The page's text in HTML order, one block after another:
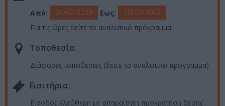
Από: 24/07/2023 Εως:
30/07/2023
Για τις ώρες δείτε το αναλυτικό πρόγραμμα
Τοποθεσία:
Διάφορες τοποθεσίες (δείτε το αναλυτικό πρόγραμμα)
Eισιτήρια:
Είσοδος ελεύθερη με απαραίτητη προκράτηση θέσης